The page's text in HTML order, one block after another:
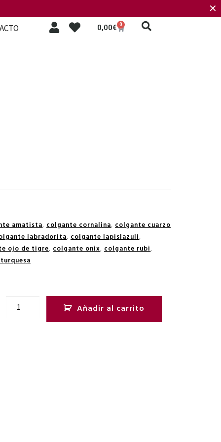
0,00€ 0
✕
amatista, colgante cornalina, colgante cuarzo
labradorita, colgante lapislazuli,
ojo de tigre, colgante onix, colgante rubi,
Añadir al carrito